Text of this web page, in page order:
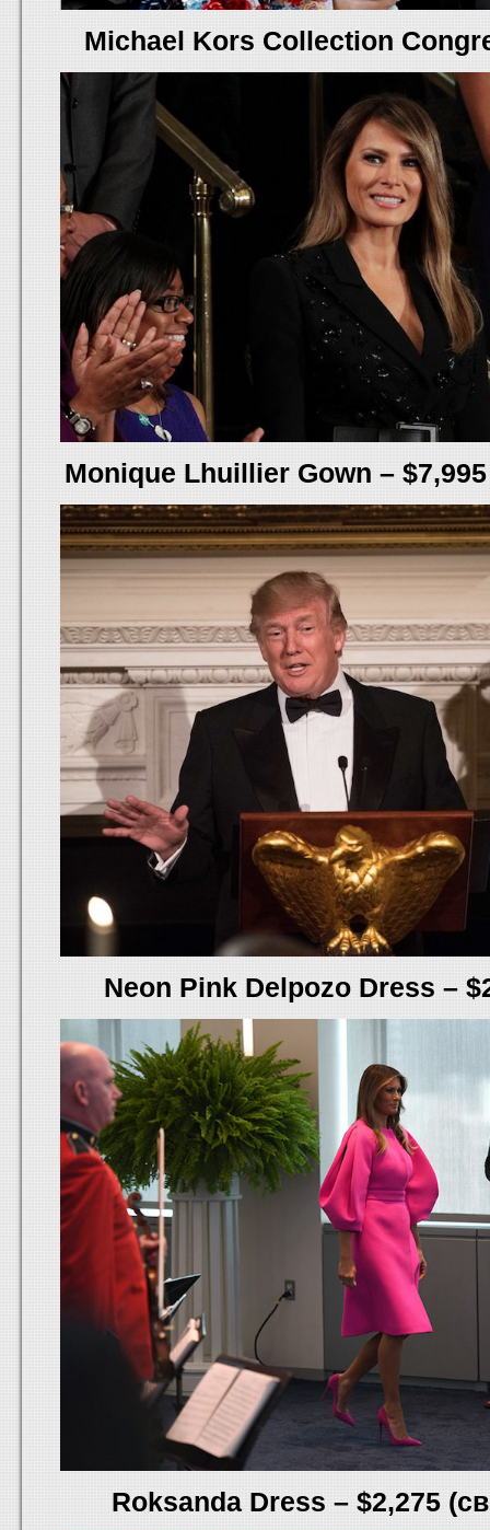
Michael Kors Collection
Monique Lhuillier Gown –
Neon Pink Delpozo Dress –
Roksanda Dress – $2,275